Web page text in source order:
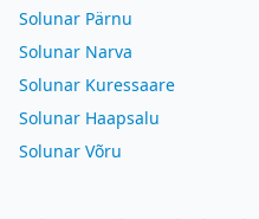
Solunar Pärnu
Solunar Narva
Solunar Kuressaare
Solunar Haapsalu
Solunar Võru